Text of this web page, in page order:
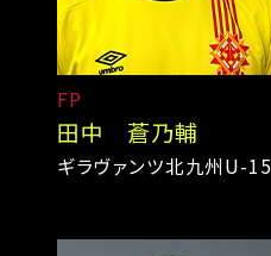
FP
田中 蒼乃輔
ギラヴァンツ北九州U-15